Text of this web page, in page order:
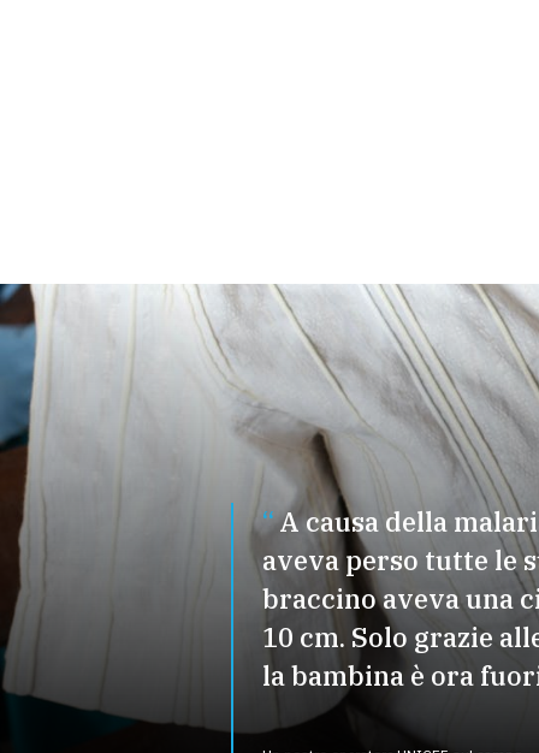
A causa della
aveva perso tutte le
braccino aveva una
10 cm. Solo grazie
la bambina è ora